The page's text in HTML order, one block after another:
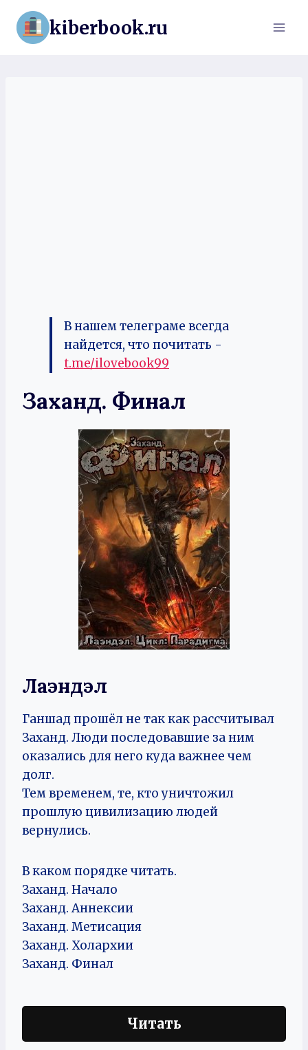
Перейти
содержимому
kiberbook.ru
В нашем телеграме всегда
найдется, что почитать -
t.me/ilovebook99
Заханд. Финал
Лаэндэл
Ганшад прошёл не так как рассчитывал
Заханд. Люди последовавшие за ним
оказались для него куда важнее чем
долг.
Тем временем, те, кто уничтожил
прошлую цивилизацию людей
вернулись.
В каком порядке читать.
Заханд. Начало
Заханд. Аннексии
Заханд. Метисация
Заханд. Холархии
Заханд. Финал
Читать